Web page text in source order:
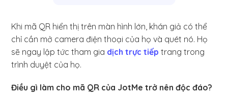
Khi mã QR hiển thị trên màn hình lớn, khán giả có thể
chỉ cần mở camera điện thoại của họ và quét nó. Họ
sẽ ngay lập tức tham gia dịch trực tiếp trang trong
trình duyệt của họ.
Điều gì làm cho mã QR của JotMe trở nên độc đáo?